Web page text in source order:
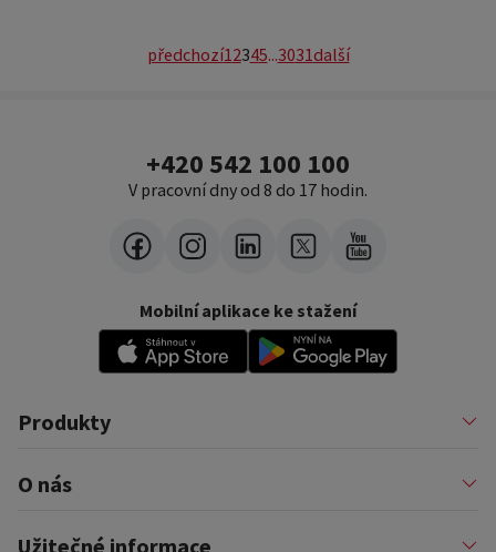
předchozí1 2345...3031další
+420 542 100 100
V pracovní dny od 8 do 17 hodin.
Mobilní aplikace ke stažení
Produkty
Půjčky
Financování podnikatelů
O nás
Profil firmy
Užitečné informace